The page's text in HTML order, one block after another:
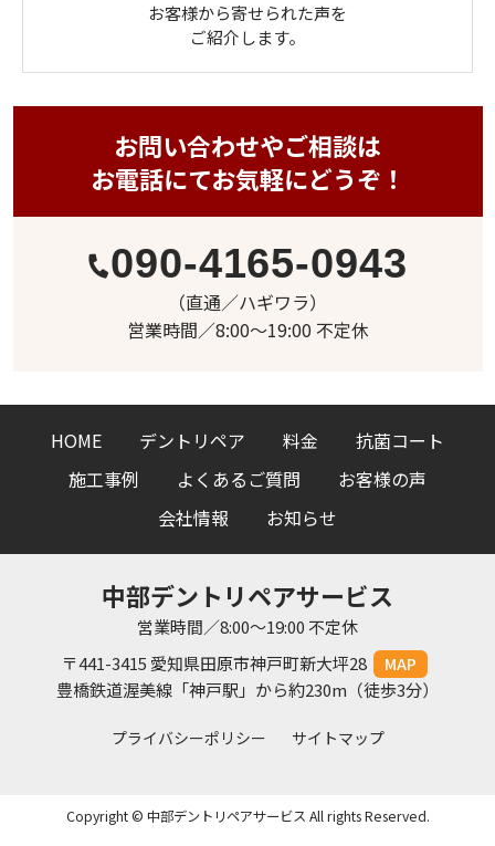
お客様から寄せられた声を
ご紹介します。
お問い合わせやご相談は
お電話にてお気軽にどうぞ！
090-4165-0943
（直通／ハギワラ）
営業時間／8:00〜19:00 不定休
HOME デントリペア 料金
抗菌コート
施工事例
よくあるご質問
お客様の声
会社情報
お知らせ
中部デントリペアサービス
営業時間／8:00〜19:00 不定休
〒441-3415 愛知県田原市神戸町新大坪28
MAP
豊橋鉄道渥美線「神戸駅」から約230m（徒歩3分）
プライバシーポリシー サイトマップ
Copyright © 中部デントリペアサービス All rights Reserved.